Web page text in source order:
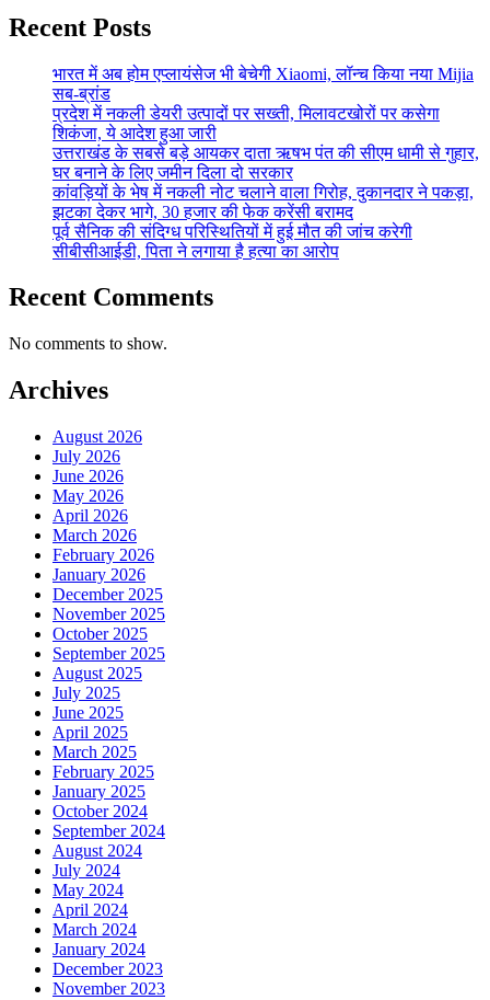
Recent Posts
भारत में अब होम एप्लायंसेज भी बेचेगी Xiaomi, लॉन्च किया नया Mijia
सब-ब्रांड
प्रदेश में नकली डेयरी उत्पादों पर सख्ती, मिलावटखोरों पर कसेगा
शिकंजा, ये आदेश हुआ जारी
उत्तराखंड के सबसे बड़े आयकर दाता ऋषभ पंत की सीएम धामी से गुहार,
घर बनाने के लिए जमीन दिला दो सरकार
कांवड़ियों के भेष में नकली नोट चलाने वाला गिरोह, दुकानदार ने पकड़ा,
झटका देकर भागे, 30 हजार की फेक करेंसी बरामद
पूर्व सैनिक की संदिग्ध परिस्थितियों में हुई मौत की जांच करेगी
सीबीसीआईडी, पिता ने लगाया है हत्या का आरोप
Recent Comments
No comments to show.
Archives
August 2026
July 2026
June 2026
May 2026
April 2026
March 2026
February 2026
January 2026
December 2025
November 2025
October 2025
September 2025
August 2025
July 2025
June 2025
April 2025
March 2025
February 2025
January 2025
October 2024
September 2024
August 2024
July 2024
May 2024
April 2024
March 2024
January 2024
December 2023
November 2023